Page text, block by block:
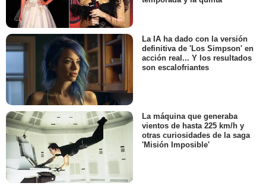
La IA ha dado con la versión
definitiva de 'Los Simpson' en
acción real... Y los resultados
son escalofriantes
La máquina que generaba
vientos de hasta 225 km/h y
otras curiosidades de la saga
'Misión Imposible'